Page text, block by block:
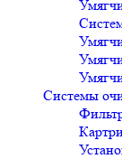
Системы